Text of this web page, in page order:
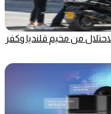
من مخيم قلنديا وكفر